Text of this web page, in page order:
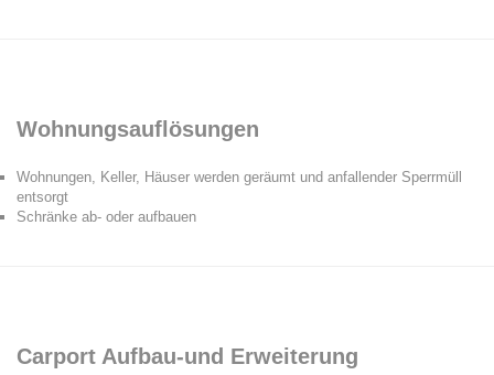
Wohnungsauflösungen
Wohnungen, Keller, Häuser werden geräumt und anfallender Sperrmüll
entsorgt
Schränke ab- oder aufbauen
Carport Aufbau-und Erweiterung